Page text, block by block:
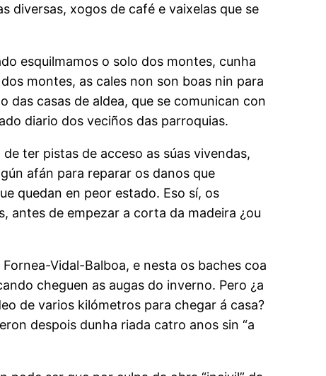
diversas, xogos de café e vaixelas que se
esquilmamos o solo dos montes, cunha
montes, as cales non son boas nin para
casas de aldea, que se comunican con
diario dos veciños das parroquias.
ter pistas de acceso as súas vivendas,
afán para reparar os danos que
quedan en peor estado. Eso sí, os
antes de empezar a corta da madeira ¿ou
Vidal-Balboa, e nesta os baches coa
cheguen as augas do inverno. Pero ¿a
de varios kilómetros para chegar á casa?
despois dunha riada catro anos sin “a